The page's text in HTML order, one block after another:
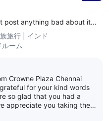
be doing better. We
to you and hope you would
you better. Please contact
and understand more
we can to make it
hosting you again soon.
Chennai Adyar Park
post anything bad about it...
旅行
インド
ーム
Crowne Plaza Chennai
for your kind words
so glad that you had a
appreciate you taking the
Chennai Adyar Park